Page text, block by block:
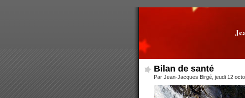
Bilan de santé
Par Jean-Jacques Birgé, jeudi 12